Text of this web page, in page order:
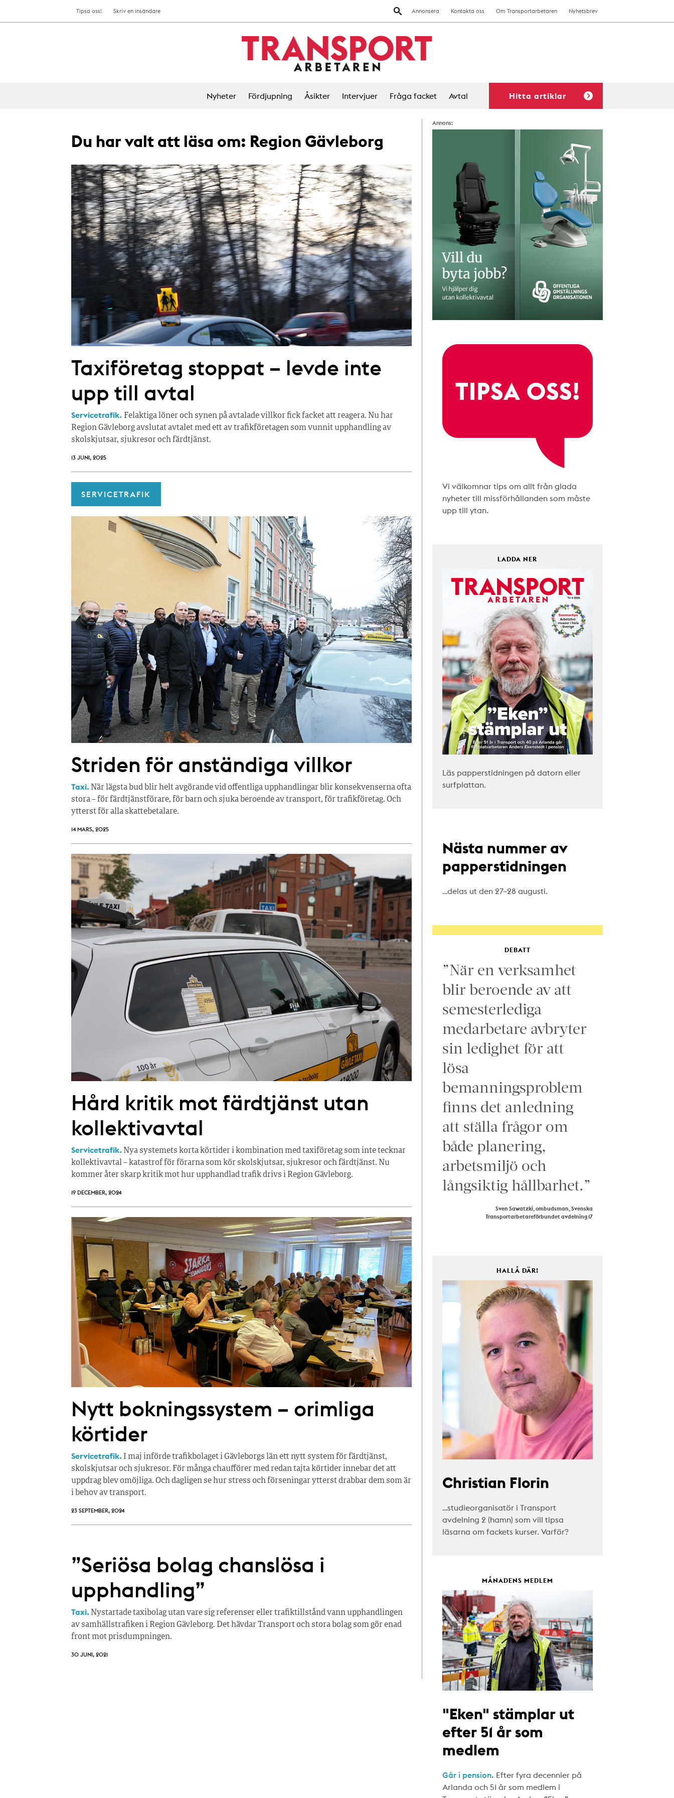
Annonsera Kontakta oss Om Transportarbetaren Nyhetsbrev
Tipsa oss! Skriv en insändare
Nyheter Fördjupning Åsikter Intervjuer Fråga facket Avtal Hitta artiklar
Du har valt att läsa om: Region Gävleborg
Taxiföretag stoppat – levde inte
upp till avtal
Servicetrafik. Felaktiga löner och synen på avtalade villkor fick facket att reagera. Nu har
Region Gävleborg avslutat avtalet med ett av trafikföretagen som vunnit upphandling av
skolskjutsar, sjukresor och färdtjänst.
13 JUNI, 2025
SERVICETRAFIK
Striden för anständiga villkor
Taxi. När lägsta bud blir helt avgörande vid offentliga upphandlingar blir konsekvenserna ofta
stora – för färdtjänstförare, för barn och sjuka beroende av transport, för trafikföretag. Och
ytterst för alla skattebetalare.
14 MARS, 2025
Hård kritik mot färdtjänst utan
kollektivavtal
Servicetrafik. Nya systemets korta körtider i kombination med taxiföretag som inte tecknar
kollektivavtal – katastrof för förarna som kör skolskjutsar, sjukresor och färdtjänst. Nu
kommer åter skarp kritik mot hur upphandlad trafik drivs i Region Gävleborg.
19 DECEMBER, 2024
Nytt bokningssystem – orimliga
körtider
Servicetrafik. I maj införde trafikbolaget i Gävleborgs län ett nytt system för färdtjänst,
skolskjutsar och sjukresor. För många chaufförer med redan tajta körtider innebar det att
uppdrag blev omöjliga. Och dagligen se hur stress och förseningar ytterst drabbar dem som är
i behov av transport.
23 SEPTEMBER, 2024
”Seriösa bolag chanslösa i
upphandling”
Taxi. Nystartade taxibolag utan vare sig referenser eller trafiktillstånd vann upphandlingen
av samhällstrafiken i Region Gävleborg. Det hävdar Transport och stora bolag som gör enad
front mot prisdumpningen.
30 JUNI, 2021
Annons:
Vi välkomnar tips om allt från glada
nyheter till missförhållanden som måste
upp till ytan.
LADDA NER
Läs papperstidningen på datorn eller
surfplattan.
Nästa nummer av
papperstidningen
…delas ut den 27–28 augusti.
DEBATT
”När en verksamhet
blir beroende av att
semesterlediga
medarbetare avbryter
sin ledighet för att
lösa
bemanningsproblem
finns det anledning
att ställa frågor om
både planering,
arbetsmiljö och
långsiktig hållbarhet.”
Sven Sawatzki, ombudsman, Svenska
Transportarbetareförbundet avdelning 17
HALLÅ DÄR!
Christian Florin
…studieorganisatör i Transport
avdelning 2 (hamn) som vill tipsa
läsarna om fackets kurser. Varför?
MÅNADENS MEDLEM
"Eken" stämplar ut
efter 51 år som
medlem
Går i pension. Efter fyra decennier på
Arlanda och 51 år som medlem i